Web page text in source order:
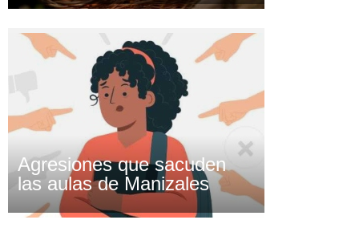
Agresiones que sacuden
las aulas de Manizales